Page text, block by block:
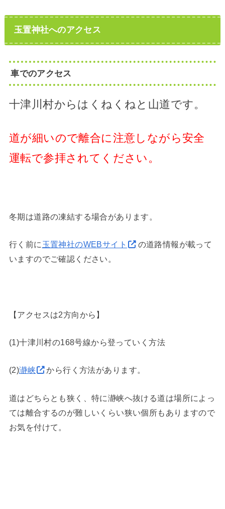
玉置神社へのアクセス
車でのアクセス
十津川村からはくねくねと山道です。
道が細いので離合に注意しながら安全
運転で参拝されてください。
冬期は道路の凍結する場合があります。
行く前に 玉置神社のWEBサイト
の道路情報が載って
いますのでご確認ください。
【アクセスは2方向から】
(1)十津川村の168号線から登っていく方法
(2)瀞峡 から行く方法があります。
道はどちらとも狭く、特に瀞峡へ抜ける道は場所によっ
ては離合するのが難しいくらい狭い個所もありますので
お気を付けて。